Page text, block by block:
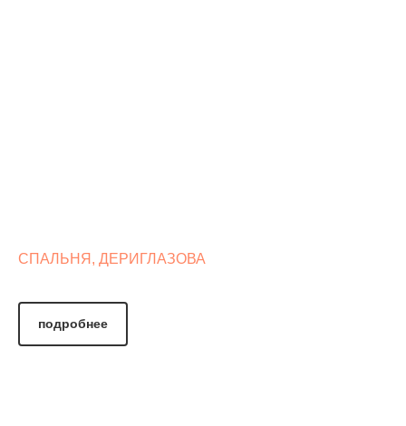
СПАЛЬНЯ, ДЕРИГЛАЗОВА
подробнее